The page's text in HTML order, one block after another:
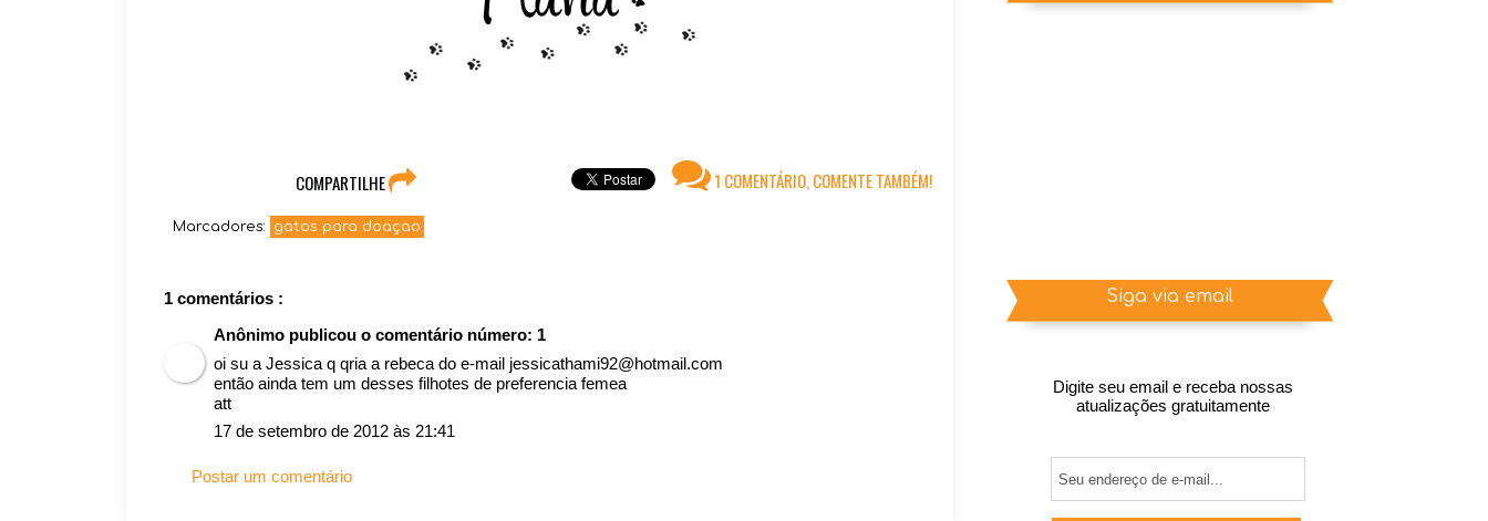
1 COMENTÁRIO, COMENTE TAMBÉM!
COMPARTILHE
Marcadores: gatos para doaçao
1 comentários :
Anônimo publicou o comentário número: 1
oi su a Jessica q qria a rebeca do e-mail jessicathami92@hotmail.com
então ainda tem um desses filhotes de preferencia femea
att
17 de setembro de 2012 às 21:41
Postar um comentário
Siga via email
Digite seu email e receba nossas
atualizações gratuitamente